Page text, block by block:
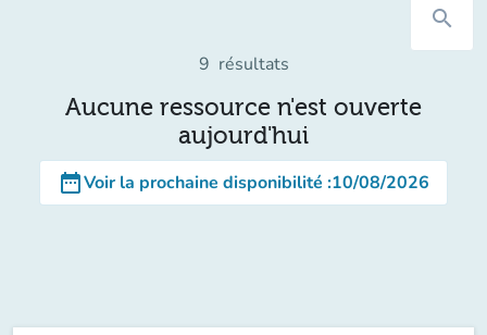
search
9 résultats
Aucune ressource n'est ouverte
aujourd'hui
date_rangeVoir la prochaine disponibilité :10/08/2026